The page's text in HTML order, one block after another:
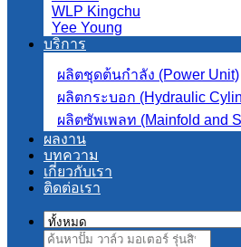
WLP Kingchu
Yee Young
บริการ
ผลิตชุดต้นกำลัง (Power Unit)
ผลิตกระบอก (Hydraulic
ผลิตซัพเพลท (Mainfold and
ผลงาน
บทความ
เกี่ยวกับเรา
ติดต่อเรา
ค้นหา: